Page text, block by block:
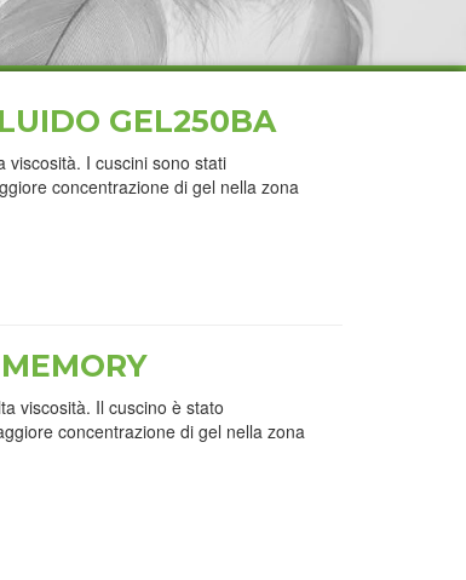
GEL250BA
viscosità. I cuscini sono stati
concentrazione di gel nella zona
viscosità. Il cuscino è stato
concentrazione di gel nella zona